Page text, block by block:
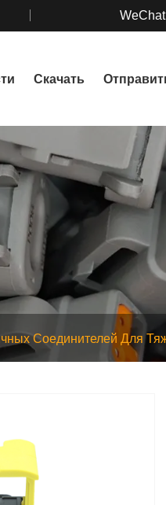
Скачать
Соединителей Для